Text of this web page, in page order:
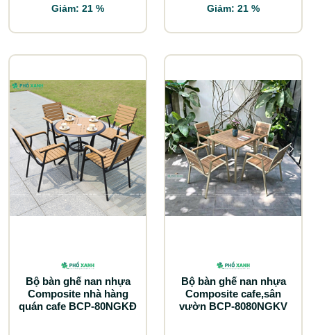
Giảm: 21 % Giảm: 21 %
Bộ bàn ghế nan nhựa
Composite nhà hàng
quán cafe BCP-80NGKĐ
Bộ bàn ghế nan nhựa
Composite cafe,sân
vườn BCP-8080NGKV